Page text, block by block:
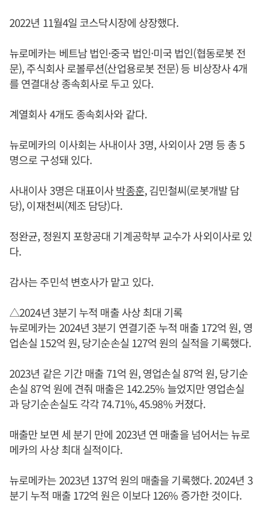
2022년 11월4일 코스닥시장에 상장했다.
뉴로메카는 베트남 법인·중국 법인·미국 법인(협동로봇 전
문), 주식회사 로볼루션(산업용로봇 전문) 등 비상장사 4개
를 연결대상 종속회사로 두고 있다.
계열회사 4개도 종속회사와 같다.
뉴로메카의 이사회는 사내이사 3명, 사외이사 2명 등 총 5
명으로 구성돼 있다.
사내이사 3명은 대표이사박종훈, 김민철씨(로봇개발 담
당), 이재천씨(제조 담당)다.
정완균, 정원지 포항공대 기계공학부 교수가 사외이사로 있
다.
감사는 주민석 변호사가 맡고 있다.
△2024년 3분기 누적 매출 사상 최대 기록
뉴로메카는 2024년 3분기 연결기준 누적 매출 172억 원, 영
업손실 152억 원, 당기순손실 127억 원의 실적을 기록했다.
2023년 같은 기간 매출 71억 원, 영업손실 87억 원, 당기순
손실 87억 원에 견줘 매출은 142.25% 늘었지만 영업손실
과 당기순손실도 각각 74.71%, 45.98% 커졌다.
매출만 보면 세 분기 만에 2023년 연 매출을 넘어서는 뉴로
메카의 사상 최대 실적이다.
뉴로메카는 2023년 137억 원의 매출을 기록했다. 2024년 3
분기 누적 매출 172억 원은 이보다 126% 증가한 것이다.